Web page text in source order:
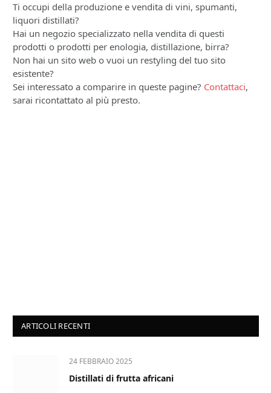
Ti occupi della produzione e vendita di vini, spumanti,
liquori distillati?
Hai un negozio specializzato nella vendita di questi
prodotti o prodotti per enologia, distillazione, birra?
Non hai un sito web o vuoi un restyling del tuo sito
esistente?
Sei interessato a comparire in queste pagine? Contattaci,
sarai ricontattato al più presto.
ARTICOLI RECENTI
24 FEBBRAIO 2025
Distillati di frutta africani